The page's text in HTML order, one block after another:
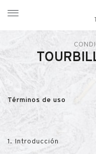
https://
Términos de uso
1. Introducción